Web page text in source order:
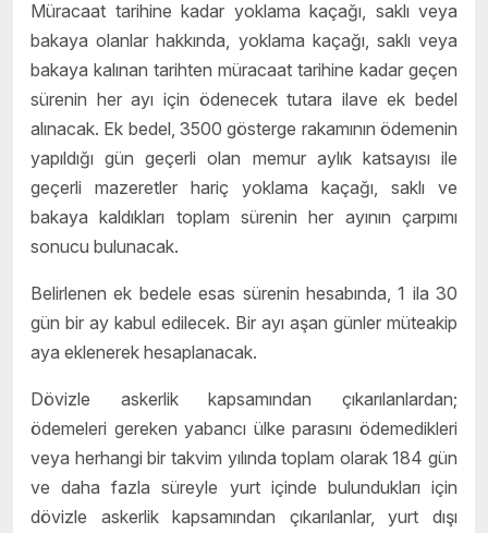
Müracaat tarihine kadar yoklama kaçağı, saklı veya
bakaya olanlar hakkında, yoklama kaçağı, saklı veya
bakaya kalınan tarihten müracaat tarihine kadar geçen
sürenin her ayı için ödenecek tutara ilave ek bedel
alınacak. Ek bedel, 3500 gösterge rakamının ödemenin
yapıldığı gün geçerli olan memur aylık katsayısı ile
geçerli mazeretler hariç yoklama kaçağı, saklı ve
bakaya kaldıkları toplam sürenin her ayının çarpımı
sonucu bulunacak.
Belirlenen ek bedele esas sürenin hesabında, 1 ila 30
gün bir ay kabul edilecek. Bir ayı aşan günler müteakip
aya eklenerek hesaplanacak.
Dövizle askerlik kapsamından çıkarılanlardan;
ödemeleri gereken yabancı ülke parasını ödemedikleri
veya herhangi bir takvim yılında toplam olarak 184 gün
ve daha fazla süreyle yurt içinde bulundukları için
dövizle askerlik kapsamından çıkarılanlar, yurt dışı